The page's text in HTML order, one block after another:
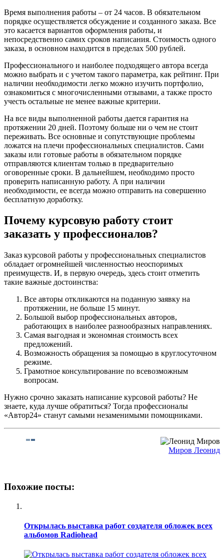
Время выполнения работы – от 24 часов. В обязательном
порядке осуществляется обсуждение и созданного заказа. Все
это касается вариантов оформления работы, и
непосредственно самих сроков написания. Стоимость одного
заказа, в основном находится в пределах 500 рублей.
Профессионального и наиболее подходящего автора всегда
можно выбрать и с учетом такого параметра, как рейтинг. При
наличии необходимости легко можно изучить портфолио,
ознакомиться с многочисленными отзывами, а также просто
учесть остальные не менее важные критерии.
На все виды выполненной работы дается гарантия на
протяжении 20 дней. Поэтому больше ни о чем не стоит
переживать. Все основные и сопутствующие проблемы
ложатся на плечи профессиональных специалистов. Сами
заказы или готовые работы в обязательном порядке
отправляются клиентам только в предварительно
оговоренные сроки. В дальнейшем, необходимо просто
проверить написанную работу. А при наличии
необходимости, ее всегда можно отправить на совершенно
бесплатную доработку.
Почему курсовую работу стоит
заказать у профессионалов?
Заказ курсовой работы у профессиональных специалистов
обладает огромнейшей численностью неоспоримых
преимуществ. И, в первую очередь, здесь стоит отметить
такие важные достоинства:
Все авторы откликаются на поданную заявку на
протяжении, не больше 15 минут.
Большой выбор профессиональных авторов,
работающих в наиболее разнообразных направлениях.
Самая выгодная и экономная стоимость всех
предложений.
Возможность обращения за помощью в круглосуточном
режиме.
Грамотное консультирование по всевозможным
вопросам.
Нужно срочно заказать написание курсовой работы? Не
знаете, куда лучше обратиться? Тогда профессионалы
«Автор24» станут самыми незаменимыми помощниками.
Миров Леонид
Похожие посты:
Открылась выставка работ создателя обложек всех
альбомов Radiohead